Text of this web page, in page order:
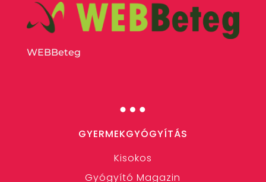
WEBBeteg
…
GYERMEKGYÓGYÍTÁS
Kisokos
Gyógyító Magazin